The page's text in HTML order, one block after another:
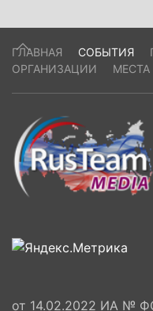
ГЛАВНАЯ СОБЫТИЯ
ОРГАНИЗАЦИИ
МЕСТА
от 14.02.2022 ИА №